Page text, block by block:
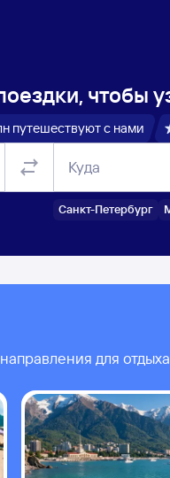
чтобы
путешествуют с нами
Куда
Санкт-Петербург
для отдыха